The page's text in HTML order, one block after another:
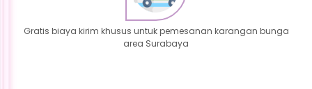
Gratis biaya kirim khusus untuk pemesanan karangan bunga
area Surabaya